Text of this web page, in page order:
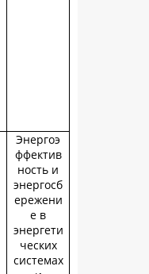
Энергоэ
ффектив
ность и
энергосб
ережени
е в
энергети
ческих
системах